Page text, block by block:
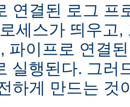
연결된 로그 프
세스가 띄우고
파이프로 연결
실행된다. 그러
하게 만드는 것